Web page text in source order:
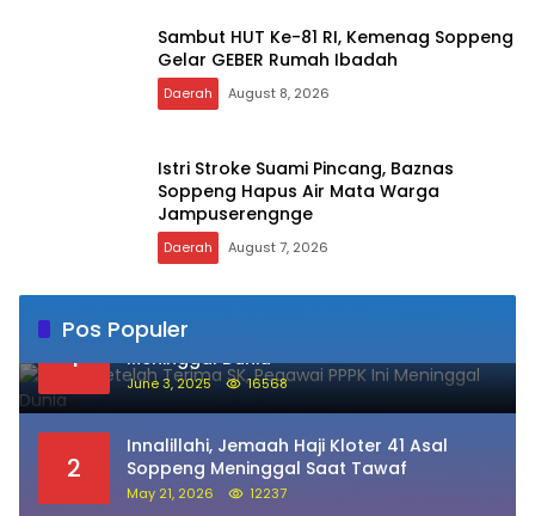
Sambut HUT Ke-81 RI, Kemenag Soppeng
Gelar GEBER Rumah Ibadah
Daerah August 8, 2026
Istri Stroke Suami Pincang, Baznas
Soppeng Hapus Air Mata Warga
Jampuserengnge
Daerah August 7, 2026
Pos Populer
1
Sehari Setelah Terima SK, Pegawai PPPK Ini
Meninggal Dunia
June 3, 2025 16568
2
Innalillahi, Jemaah Haji Kloter 41 Asal
Soppeng Meninggal Saat Tawaf
May 21, 2026 12237